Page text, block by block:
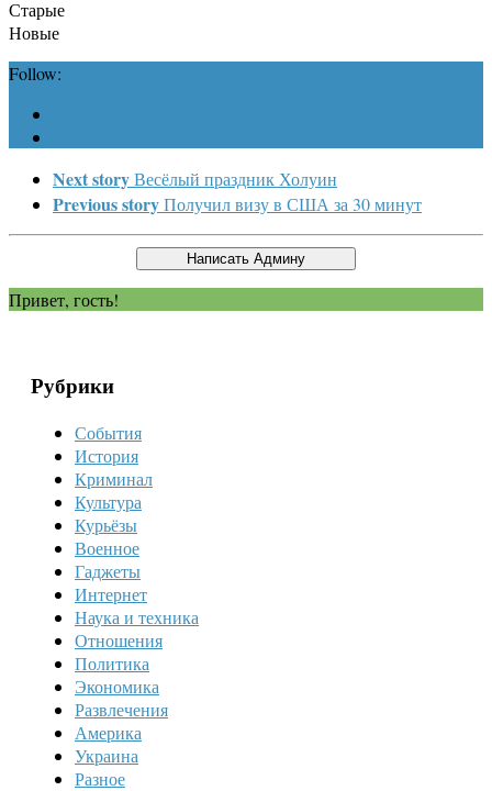
Старые
Новые
Follow:
Next storyВесёлый праздник Холуин
Previous storyПолучил визу в США за 30 минут
Привет, гость!
Рубрики
События
История
Криминал
Культура
Курьёзы
Военное
Гаджеты
Интернет
Наука и техника
Отношения
Политика
Экономика
Развлечения
Америка
Украина
Разное